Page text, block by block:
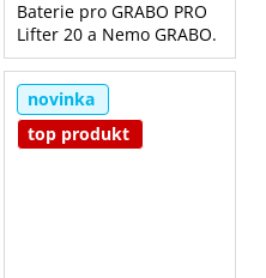
Baterie pro GRABO PRO
Lifter 20 a Nemo GRABO.
novinka
top produkt